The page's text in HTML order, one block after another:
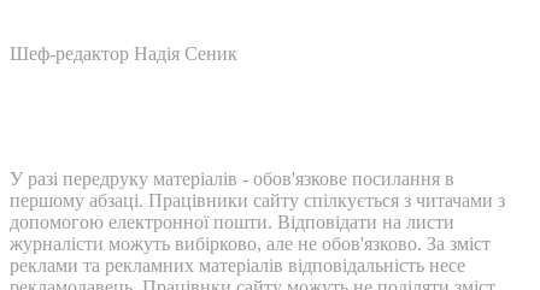
Шеф-редактор Надія Сеник
У разі передруку матеріалів - обов'язкове посилання в
першому абзаці. Працівники сайту спілкується з читачами з
допомогою електронної пошти. Відповідати на листи
журналісти можуть вибірково, але не обов'язково. За зміст
реклами та рекламних матеріалів відповідальність несе